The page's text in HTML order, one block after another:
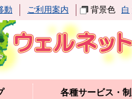
動 ご利用案内 背景色 白
各種サービス・